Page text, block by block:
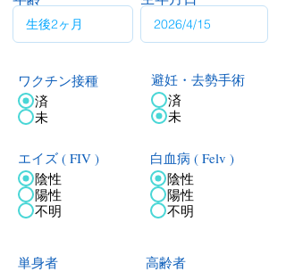
ワクチン接種
済
未
エイズ ( FIV )
陰性
陽性
不明
避妊・去勢手術
済
未
白血病 ( Felv )
陰性
陽性
不明
単身者
高齢者